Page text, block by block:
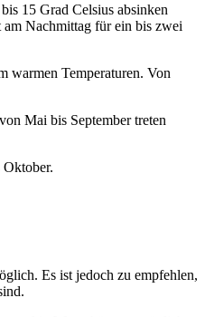
15 Grad Celsius absinken
am Nachmittag für ein bis zwei
warmen Temperaturen. Von
Mai bis September treten
Es ist jedoch zu empfehlen,